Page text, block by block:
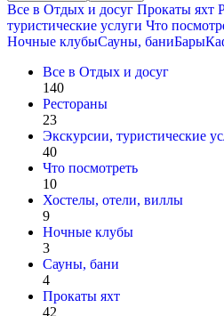
Все в Отдых и досуг Прокаты яхт
туристические услуги Что
Ночные клубыСауны, баниБары
Все в Отдых и досуг
140
Рестораны
23
Экскурсии, туристические
40
Что посмотреть
10
Хостелы, отели, виллы
9
Ночные клубы
3
Сауны, бани
4
Прокаты яхт
42